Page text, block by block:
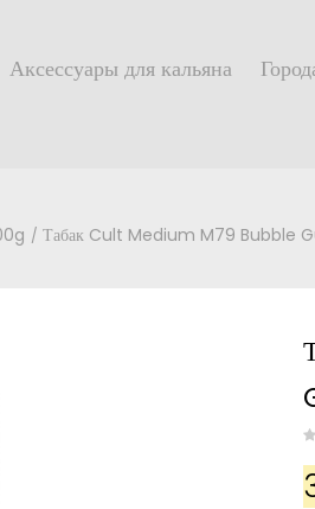
Аксессуары для кальяна
Табак Cult Medium M79 Bubble